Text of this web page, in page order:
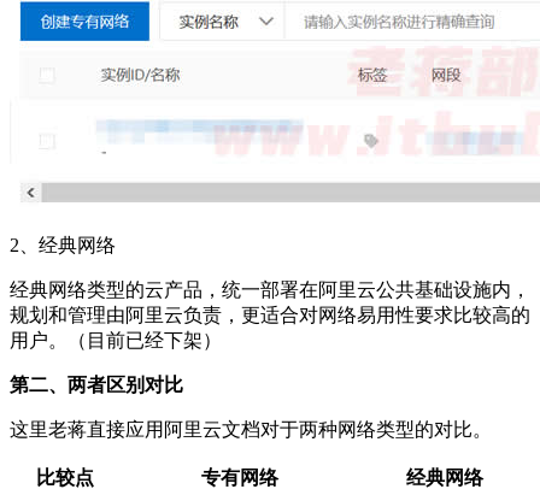
2、经典网络
经典网络类型的云产品，统一部署在阿里云公共基础设施内，
规划和管理由阿里云负责，更适合对网络易用性要求比较高的
用户。（目前已经下架）
第二、两者区别对比
这里老蒋直接应用阿里云文档对于两种网络类型的对比。
比较点 专有网络
经典网络